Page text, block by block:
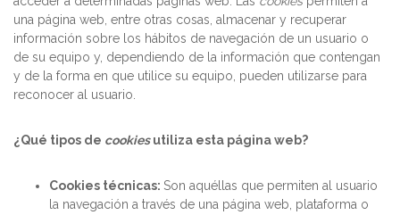
una página web, entre otras cosas, almacenar y recuperar
información sobre los hábitos de navegación de un usuario o
de su equipo y, dependiendo de la información que contengan
y de la forma en que utilice su equipo, pueden utilizarse para
reconocer al usuario.
¿Qué tipos de cookiesutiliza esta página web?
Cookies técnicas: Son aquéllas que permiten al usuario
la navegación a través de una página web, plataforma o